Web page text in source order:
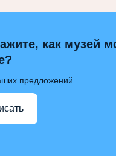
как музей
предложений